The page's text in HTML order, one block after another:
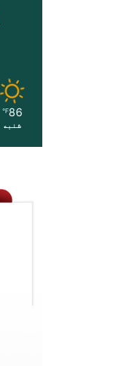
86
℉
شنبه